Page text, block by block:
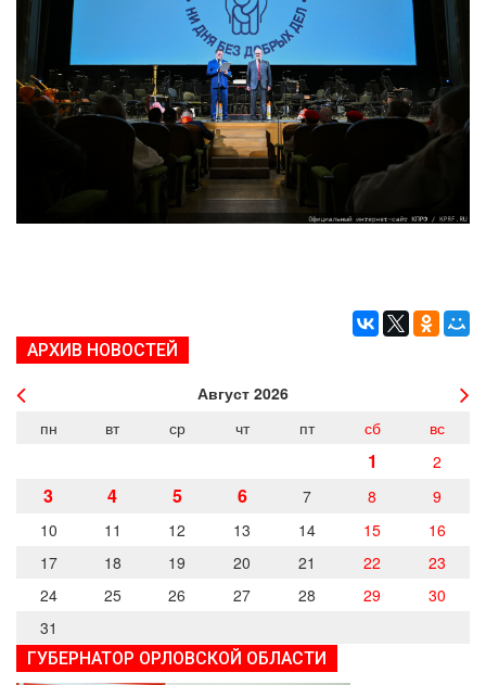
АРХИВ НОВОСТЕЙ
Август 2026
пн
вт ср чт пт сб вс
1 2
3 4 5 6 7 8
9
10
11 12 13 14 15
16
17
18 19 20 21 22
23
24
25 26 27 28 29
30
31
ГУБЕРНАТОР ОРЛОВСКОЙ ОБЛАСТИ